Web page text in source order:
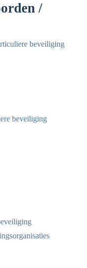
/
beveiliging
beveiliging